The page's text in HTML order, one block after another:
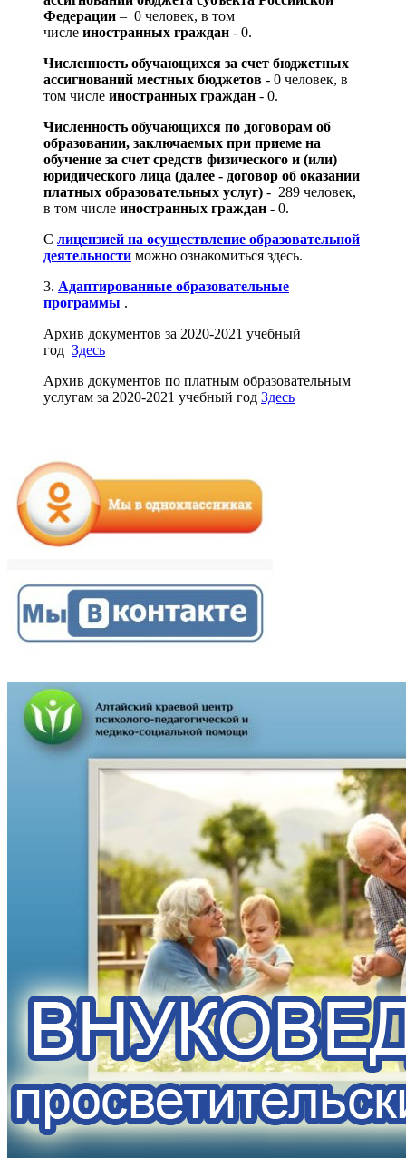
Федерации – 0 человек, в том
числе иностранных граждан - 0.
Численность обучающихся за счет бюджетных
ассигнований местных бюджетов - 0 человек, в
том числе иностранных граждан - 0.
Численность обучающихся по договорам об
образовании, заключаемых при приеме на
обучение за счет средств физического и (или)
юридического лица (далее - договор об оказании
платных образовательных услуг) - 289 человек,
в том числе иностранных граждан - 0.
С лицензией на осуществление образовательной
деятельности можно ознакомиться здесь.
3. Адаптированные образовательные
программы .
Архив документов за 2020-2021 учебный
год Здесь
Архив документов по платным образовательным
услугам за 2020-2021 учебный год Здесь
Main
Sidebar